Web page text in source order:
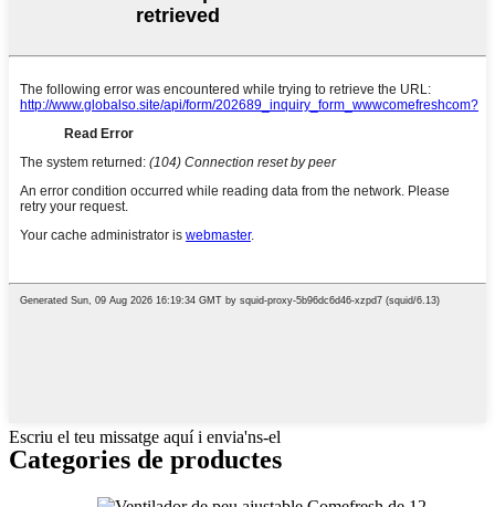
Escriu el teu missatge aquí i envia'ns-el
Categories de productes